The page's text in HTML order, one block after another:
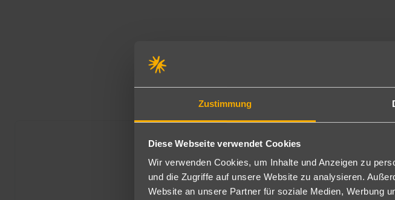
Zustimmung
Diese Webseite verwendet Cookies
Wir verwenden Cookies, um Inhalte und Anzeigen zu
und die Zugriffe auf unsere Website zu analysieren.
Website an unsere Partner für soziale Medien, Werbung